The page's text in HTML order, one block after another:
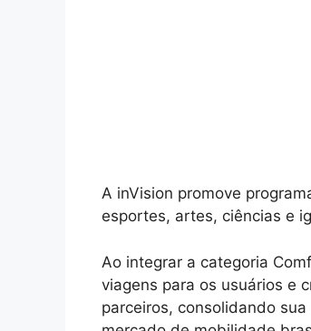
A inVision promove
esportes, artes, ciências e
Ao integrar a categoria
viagens para os usuários e
parceiros, consolidando